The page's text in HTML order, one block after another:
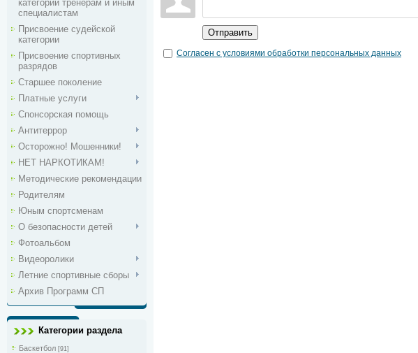
категорий тренерам и иным
специалистам
Присвоение судейской
категории
Присвоение спортивных
разрядов
Старшее поколение
Платные услуги
Спонсорская помощь
Антитеррор
Осторожно! Мошенники!
НЕТ НАРКОТИКАМ!
Методические рекомендации
Родителям
Юным спортсменам
О безопасности детей
Фотоальбом
Видеоролики
Летние спортивные сборы
Архив Программ СП
Категории раздела
Баскетбол [91]
Отправить
Согласен с условиями обработки персональных данных